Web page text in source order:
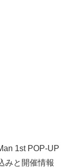
1st POP-UP
みと開催情報